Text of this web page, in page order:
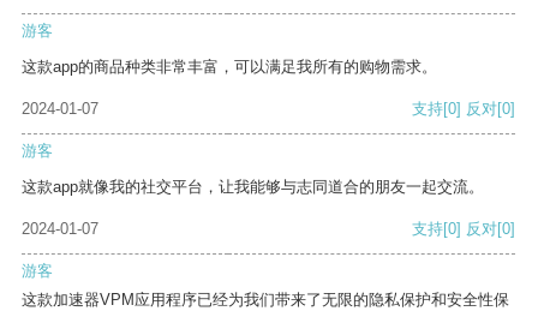
游客
这款app的商品种类非常丰富，可以满足我所有的购物需求。
2024-01-07 支持[0] 反对[0]
游客
这款app就像我的社交平台，让我能够与志同道合的朋友一起交流。
2024-01-07 支持[0] 反对[0]
游客
这款加速器VPM应用程序已经为我们带来了无限的隐私保护和安全性保